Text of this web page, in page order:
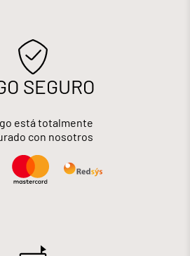
SEGURO
está totalmente
con nosotros